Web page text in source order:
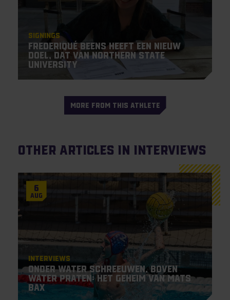
Signings
Frederiqué Beens heeft een nieuw
doel, dat van Northern State
University
MORE FROM THIS ATHLETE
Other articles in Interviews
6
Aug
Interviews
Onder water schreeuwen, boven
water praten: het geheim van Mats
Bax